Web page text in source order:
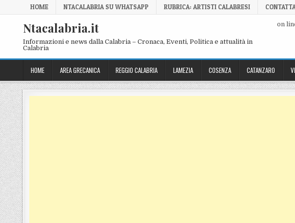
Skip to content
HOME NTACALABRIA SU WHATSAPP RUBRICA: ARTISTI CALABRESI
Ntacalabria.it
Informazioni e news dalla Calabria – Cronaca, Eventi, Politica e attualità in
Calabria
on
HOME AREA GRECANICA REGGIO CALABRIA LAMEZIA COSENZA CATANZARO